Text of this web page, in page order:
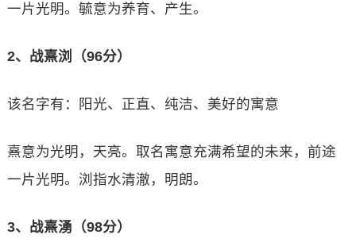
一片光明。毓意为养育、产生。
2、战熹浏（96分）
该名字有：阳光、正直、纯洁、美好的寓意
熹意为光明，天亮。取名寓意充满希望的未来，前途
一片光明。浏指水清澈，明朗。
3、战熹湧（98分）